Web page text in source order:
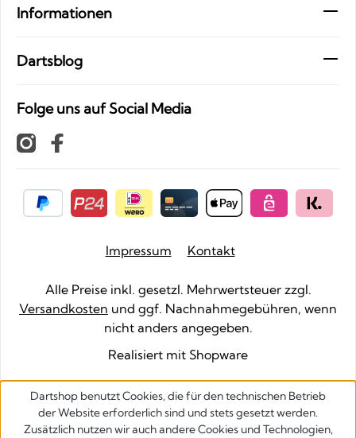
Informationen
Dartsblog
Folge uns auf Social Media
Impressum Kontakt
Alle Preise inkl. gesetzl. Mehrwertsteuer zzgl.
Versandkosten und ggf. Nachnahmegebühren, wenn
nicht anders angegeben.
Realisiert mit Shopware
Dartshop benutzt Cookies, die für den technischen Betrieb
der Website erforderlich sind und stets gesetzt werden.
Zusätzlich nutzen wir auch andere Cookies und Technologien,